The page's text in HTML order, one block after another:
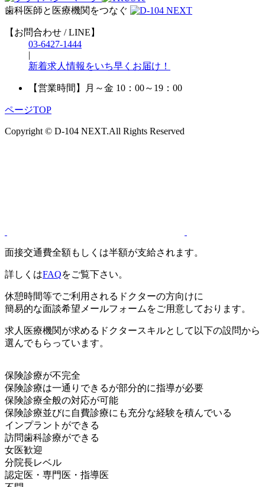
歯科医師と医療機関をつなぐ
【お問合わせ / LINE】
03-6427-1444
|
新着求人情報をいち早くお届け！
【営業時間】 月～金 10：00～19：00
ページTOP
Copyright © D-104 NEXT.All Rights Reserved
面接交通費全額もしくは半額が支給されます。
詳しくはFAQをご覧下さい。
休憩時間等でご利用されるドクターの方向けに
簡易的な面談希望メールフォームをご用意しております。
求人医療機関が求めるドクタースキルとして以下の設問から
選んでもらっています。
保険診療が不完全
保険診療は一通りできるが部分的に指導が必要
保険診療全般の対応が可能
保険診療並びに自費診療にも充分な経験を積んでいる
インプラントができる
訪問歯科診療ができる
女医歓迎
分院長レベル
認定医・専門医・指導医